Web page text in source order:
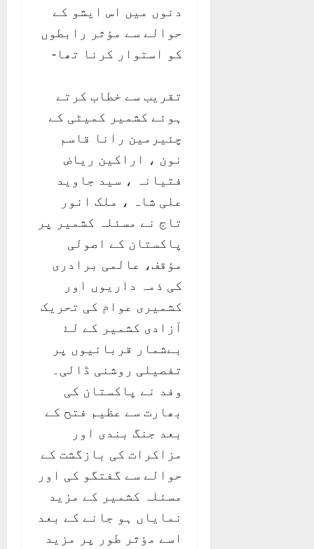
دنوں میں اس ایشو کے
حوالے سے مؤثر رابطوں
کو استوار کرنا تھا-
تقریب سے خطاب کرتے
ہوئے کشمیر کمیٹی کے
چئیرمین رانا قاسم
نون ، اراکین ریاض
فتیانہ ، سید جاوید
علی شاہ ، ملک انور
تاج نے مسئلہ کشمیر پر
پاکستان کے اصولی
مؤقف، عالمی برادری
کی ذمہ داریوں اور
کشمیری عوام کی تحریک
آزادی کشمیر کے لۓ
بےشمار قربانیوں پر
تفصیلی روشنی ڈالی۔
وفد نے پاکستان کی
بھارت سے عظیم فتح کے
بعد جنگ بندی اور
مزاکرات کی بازگشت کے
حوالے سے گفتگو کی اور
مسئلہ کشمیر کے مزید
نمایاں ہو جانے کے بعد
اسے مٶثر طور پر مزید